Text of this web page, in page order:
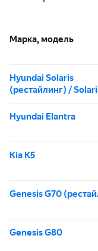
Марка, модель
Hyundai Solaris
(рестайлинг) /
Hyundai Elantra
Kia K5
Genesis G70
Genesis G80